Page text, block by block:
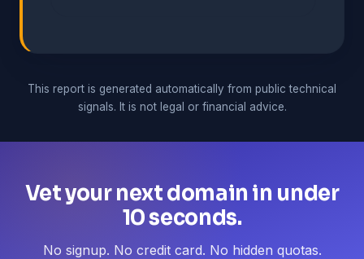
This report is generated automatically from public technical
signals. It is not legal or financial advice.
Vet your next domain in under
10 seconds.
No signup. No credit card. No hidden quotas.